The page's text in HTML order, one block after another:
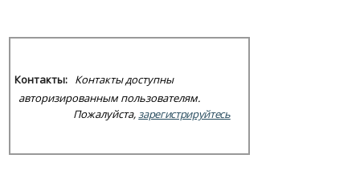
Контакты: Контакты доступны
авторизированным пользователям.
Пожалуйста,зарегистрируйтесь